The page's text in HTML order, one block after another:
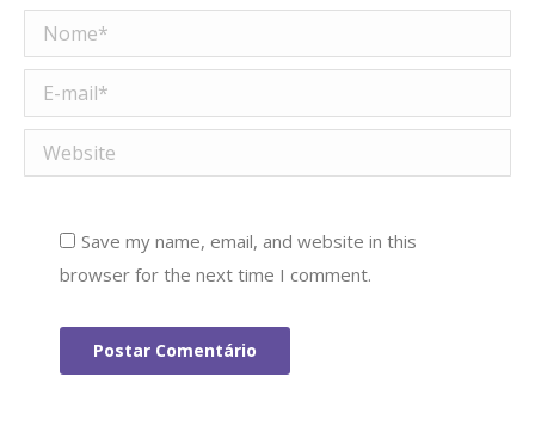
Nome *
E-mail *
Website
Save my name, email, and website in this
browser for the next time I comment.
Postar Comentário